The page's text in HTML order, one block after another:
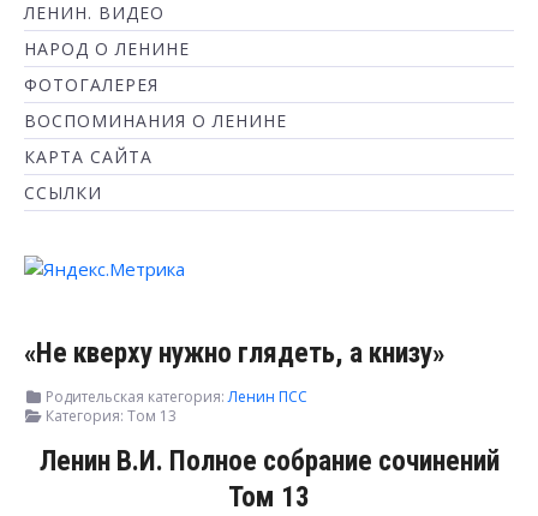
ЛЕНИН. ВИДЕО
НАРОД О ЛЕНИНЕ
ФОТОГАЛЕРЕЯ
ВОСПОМИНАНИЯ О ЛЕНИНЕ
КАРТА САЙТА
ССЫЛКИ
«Не кверху нужно глядеть, а книзу»
Родительская категория:Ленин ПСС
Категория: Том 13
Ленин В.И. Полное собрание сочинений
Том 13